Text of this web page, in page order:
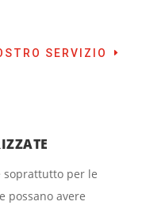
SERVIZIO
soprattutto per le
possano avere